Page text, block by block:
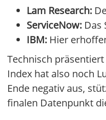
Lam Research:
ServiceNow: Das
IBM: Hier
Technisch
Index hat also noch
Ende negativ aus,
finalen Datenpunkt